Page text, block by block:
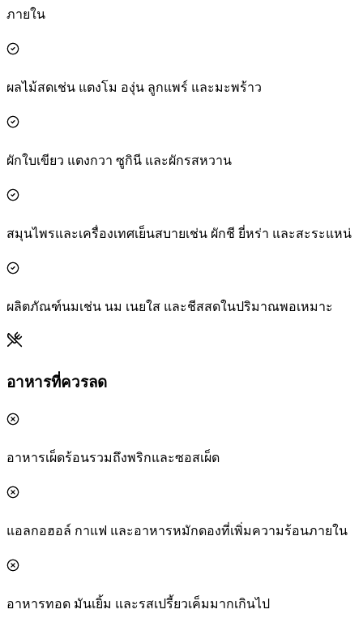
ภายใน
ผลไม้สดเช่น แตงโม องุ่น ลูกแพร์ และมะพร้าว
ผักใบเขียว แตงกวา ซูกินี และผักรสหวาน
สมุนไพรและเครื่องเทศเย็นสบายเช่น ผักชี ยี่หร่า และสะระแหน่
ผลิตภัณฑ์นมเช่น นม เนยใส และชีสสดในปริมาณพอเหมาะ
อาหารที่ควรลด
อาหารเผ็ดร้อนรวมถึงพริกและซอสเผ็ด
แอลกอฮอล์ กาแฟ และอาหารหมักดองที่เพิ่มความร้อนภายใน
อาหารทอด มันเยิ้ม และรสเปรี้ยวเค็มมากเกินไป